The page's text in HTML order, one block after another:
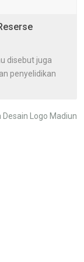
disebut juga
penyelidikan
Desain Logo Madiun